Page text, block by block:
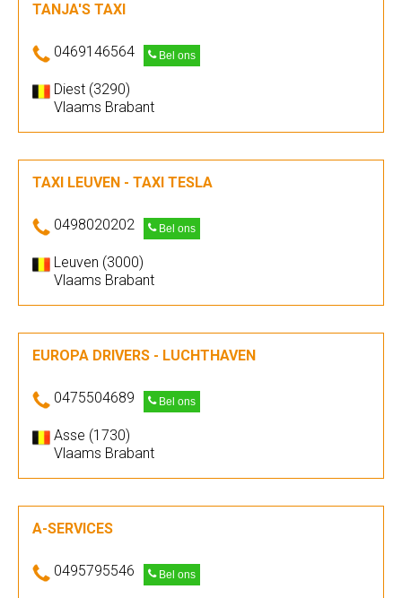
TANJA'S TAXI
0469146564 Bel ons
Diest (3290)
Vlaams Brabant
TAXI LEUVEN - TAXI TESLA
0498020202 Bel ons
Leuven (3000)
Vlaams Brabant
EUROPA DRIVERS - LUCHTHAVEN
0475504689 Bel ons
Asse (1730)
Vlaams Brabant
A-SERVICES
0495795546 Bel ons